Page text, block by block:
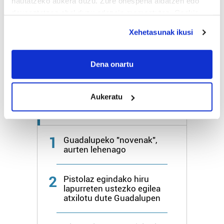
If you allow, we would also like to:
Collect information about your geographical
Identify your device by actively scanning it for
specific characteristics (fingerprinting)
Find out more about how your personal data is processed
and set your preferences in the
details section
teknologia erabiliz, cookieak adibidez, iragarki eta eduki
pertsonalizatuak eskaintzeko, iragarkiak eta edukia
Xehetasunak ikusi
Dena onartu
Aukeratu
Bihar 25º 17º
Azken 7 egunetako irakurrienak
1
Guadalupeko "novenak",
aurten lehenago
2
Pistolaz egindako hiru
lapurreten ustezko egilea
atxilotu dute Guadalupen